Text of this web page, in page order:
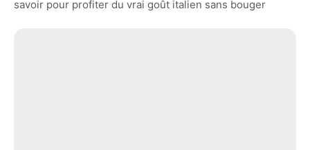
savoir pour profiter du vrai goût italien sans bouger